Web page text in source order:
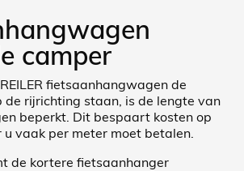
camper
fietsaanhangwagen de
de rijrichting staan, is de lengte van
beperkt. Dit bespaart kosten op
vaak per meter moet betalen.
de kortere fietsaanhanger